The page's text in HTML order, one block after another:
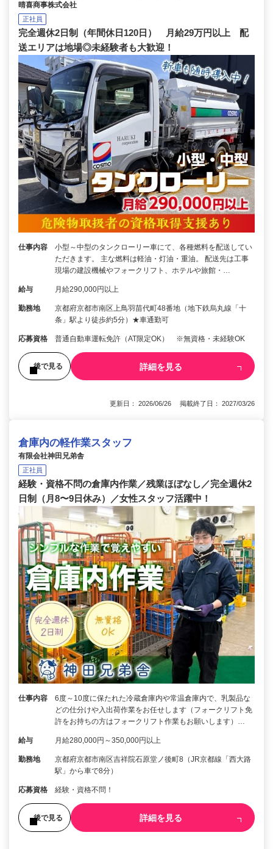
晴喜商事株式会社
正社員
完全週休2日制（年間休日120日） 月給29万円以上 配
送エリアは地場◎未経験者も大歓迎！
仕事内容
小型～中型のタンクローリー車にて、各種燃料を配送してい
ただきます。 主な燃料は軽油・灯油・重油。 配送先は工事
現場の建設機械やフォークリフト、ホテルや旅館・…
給与 月給290,000円以上
勤務地
京都府京都市南区上鳥羽苗代町48番地（地下鉄烏丸線「十
条」駅より徒歩約5分）★車通勤可
応募資格 普通自動車運転免許（AT限定OK） ※無資格・未経験OK
後で見る 詳細を見る
更新日： 2026/06/26 掲載終了日： 2027/03/26
倉庫内の軽作業スタッフ
有限会社神田兄弟舎
正社員
経験・資格不問の倉庫内作業／残業ほぼなし／完全週休2
日制（月8〜9日休み）／女性スタッフ活躍中！
仕事内容
6度～10度に保たれた冷蔵倉庫内や常温倉庫内で、乳製品な
どの仕分けや入出荷作業をお任せします（フォークリフト免
許をお持ちの方はフォークリフト作業もお願いします）…
給与 月給280,000円～350,000円以上
勤務地
京都府京都市南区吉祥院石原堂ノ後町8（JR京都線「西大路
駅」から車で8分）
応募資格 経験・資格不問！
後で見る 詳細を見る